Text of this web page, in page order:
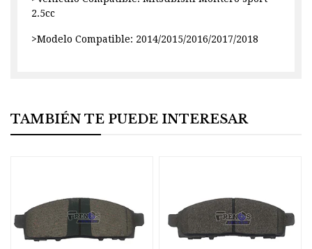
2.5cc
>Modelo Compatible: 2014/2015/2016/2017/2018
TAMBIÉN TE PUEDE INTERESAR